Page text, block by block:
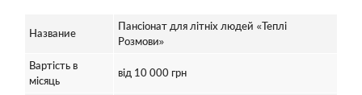
Название
Пансіонат для літніх людей «Теплі
Розмови»
Вартість в
місяць
від 10 000 грн